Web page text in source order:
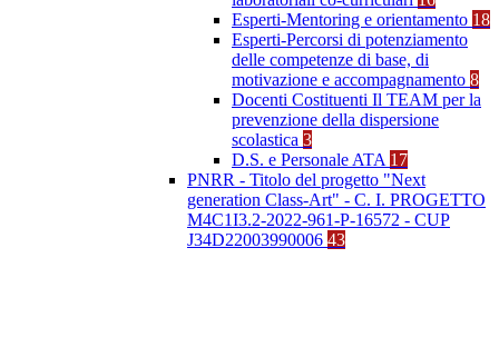
Esperti-Mentoring e orientamento 18
Esperti-Percorsi di potenziamento
delle competenze di base, di
motivazione e accompagnamento 8
Docenti Costituenti Il TEAM per la
prevenzione della dispersione
scolastica 3
D.S. e Personale ATA 17
PNRR - Titolo del progetto "Next
generation Class-Art" - C. I. PROGETTO
M4C1I3.2-2022-961-P-16572 - CUP
J34D22003990006 43